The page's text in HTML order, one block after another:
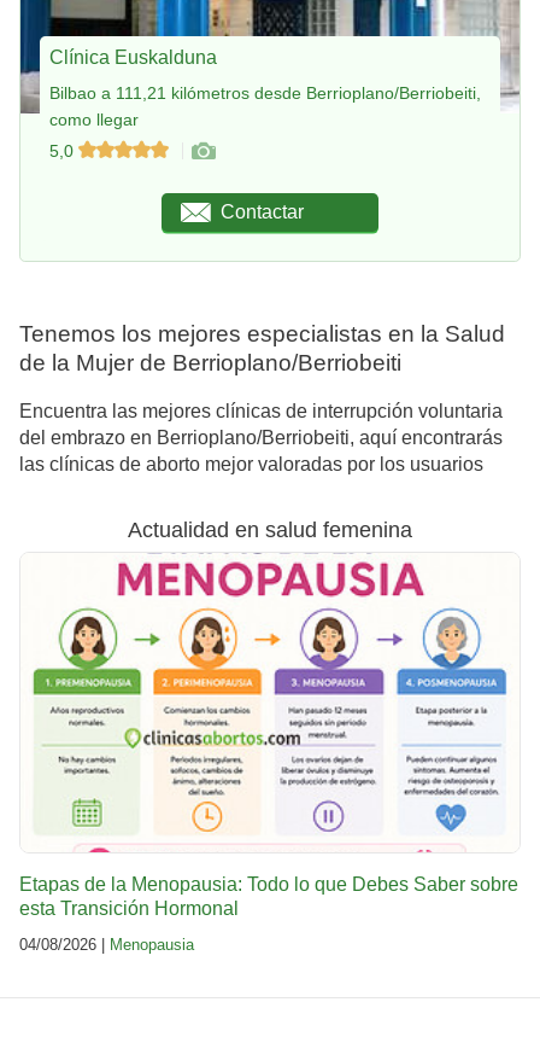
Clínica Euskalduna
Bilbao a 111,21 kilómetros desde Berrioplano/Berriobeiti,
como llegar
5,0
Contactar
Tenemos los mejores especialistas en la Salud
de la Mujer de Berrioplano/Berriobeiti
Encuentra las mejores clínicas de interrupción voluntaria
del embrazo en Berrioplano/Berriobeiti, aquí encontrarás
las clínicas de aborto mejor valoradas por los usuarios
Actualidad en salud femenina
Etapas de la Menopausia: Todo lo que Debes Saber sobre
esta Transición Hormonal
04/08/2026 | Menopausia